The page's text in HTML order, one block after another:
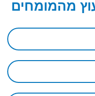
מהמומחים